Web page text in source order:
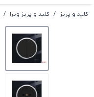
کلید و پریز / کلید و پریز ویرا /